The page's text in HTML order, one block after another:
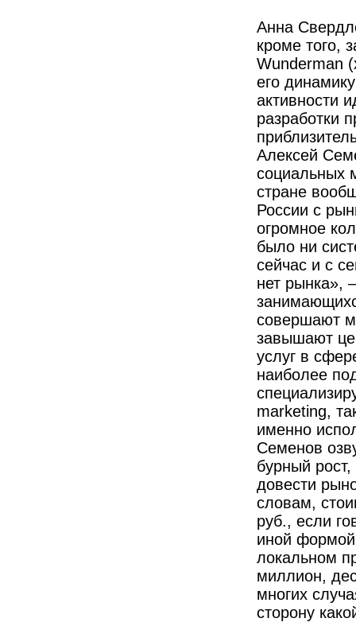
Анна
кроме того,
Wunderman
его
активности
разработки
Алексей
социальных
стране
России с
огромное
было ни
сейчас и с
нет рынка»,
совершают
завышают
услуг в
наиболее
marketing,
именно
Семенов
бурный
довести
словам,
руб., если
иной формой
локальном
миллион,
многих
сторону